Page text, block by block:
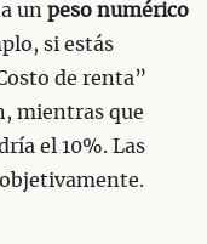
un peso numérico
si estás
de renta”
mientras que
el 10%. Las